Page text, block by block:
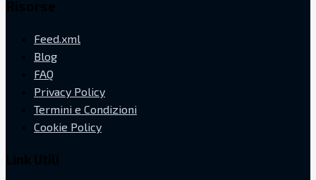
Feed.xml
Blog
FAQ
Privacy Policy
Termini e Condizioni
Cookie Policy